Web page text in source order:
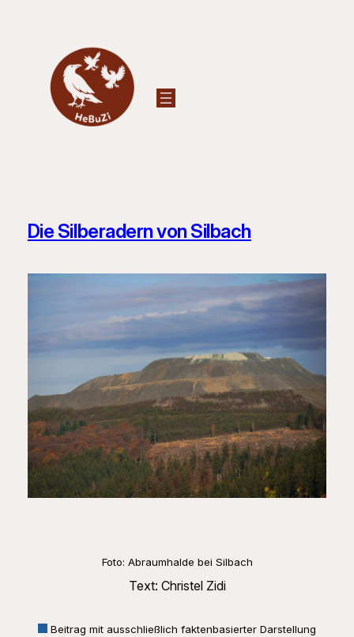
Die Silberadern von Silbach
Foto: Abraumhalde bei Silbach
Text: Christel Zidi
Beitrag mit ausschließlich faktenbasierter Darstellung